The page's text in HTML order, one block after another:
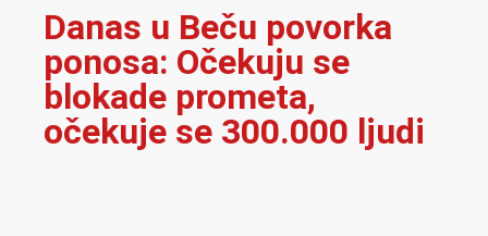
Danas u Beču povorka
ponosa: Očekuju se
blokade prometa,
očekuje se 300.000 ljudi